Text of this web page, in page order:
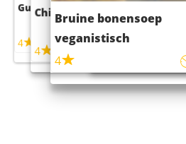
Guacamole
4
Chili con carne
4 45m
Bruine bonensoep
veganistisch
4
Sushi rijstsalade
maaltijdsalade
4